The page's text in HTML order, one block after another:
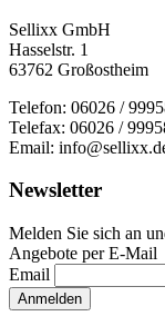
Sellixx GmbH
Hasselstr. 1
63762 Großostheim
Telefon: 06026 /
Telefax: 06026 /
Email:
Newsletter
Melden Sie sich an
Angebote per E-Mail
Email